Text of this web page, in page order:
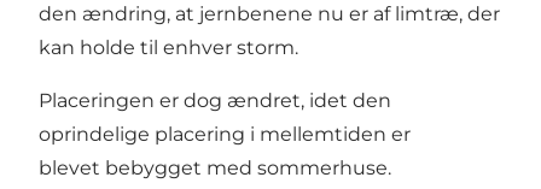
den ændring, at jernbenene nu er af limtræ, der
kan holde til enhver storm.
Placeringen er dog ændret, idet den
oprindelige placering i mellemtiden er
blevet bebygget med sommerhuse.